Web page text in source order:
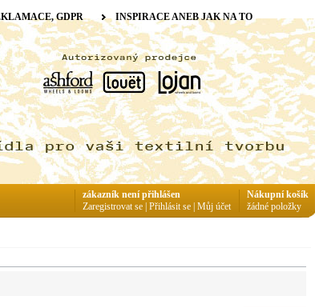
GDPR INSPIRACE ANEB JAK NA TO
Nákupní košík
žádné položky
zákazník není přihlášen
Zaregistrovat se Přihlásit se Můj účet